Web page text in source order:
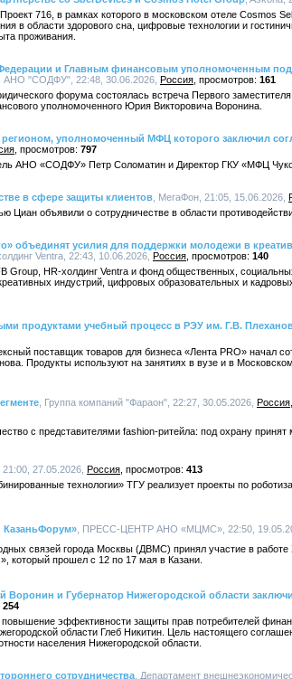
716, в рамках которого в московском отеле Cosmos
в области здорового сна, цифровые технологии и
проживания.
и Главным финансовым уполномоченным
, АНО "СОДФУ", 22:48, 30.06.2026, Россия
161
форума состоялась встреча Первого
уполномоченного Юрия Викторовича Воронина.
уполномоченный МФЦ которого заключил
797
АНО «СОДФУ» Петр Соломатин и Директор ГКУ «МФЦ
в сфере защиты клиентов , МегаФон, 21:05, 15.06.2026,
Циан объявили о сотрудничестве в области
объединят усилия для поддержки молодежи в
Ventra, 22:43, 10.06.2026, Россия
140
Group, HR-холдинг Ventra и фонд общественных,
индустрий, цифровых образовательных и
продуктами учебный процесс в РЭУ им. Г.В.
поставщик товаров для бизнеса «Лента PRO» начал
Продукты используют на занятиях в вузе и в
, Группа компаний "Фараон", 22:27, 30.05.2026, Россия
с представителями fashion-ритейла: под охрану принят
21:00, 27.05.2026, Россия
413
технологии» ТГУ реализует проекты по
КазаньФорум» , ПРЕСС-ЦЕНТР АНО «МЦМС», 22:50,
связей города Москвы (ДВМС) принял участие в работе
который прошел с 12 по 17 мая в Казани.
и Губернатор Нижегородской области
254
эффективности защиты прав потребителей
области Глеб Никитин. Цель настоящего
населения Нижегородской области.
сотрудничества , Департамент